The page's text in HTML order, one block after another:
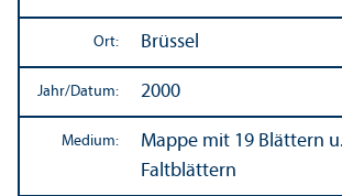
Ort: Brüssel
Jahr/Datum: 2000
Medium:
Mappe mit 19 Blättern
Faltblättern